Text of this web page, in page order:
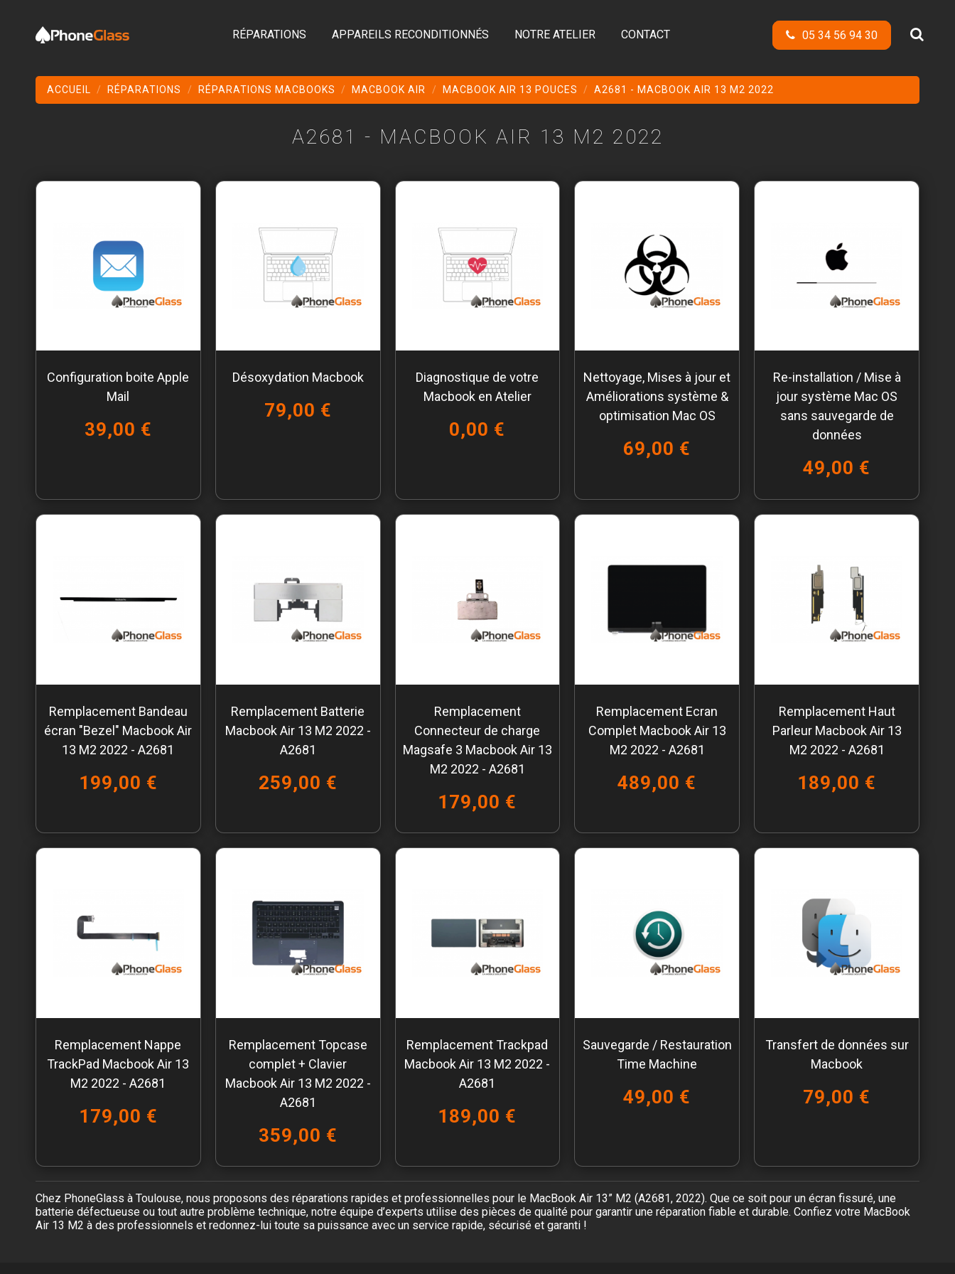
RÉPARATIONS APPAREILS RECONDITIONNÉS NOTRE ATELIER CONTACT 05 34 56 94 30
ACCUEIL RÉPARATIONS RÉPARATIONS MACBOOKS MACBOOK AIR MACBOOK AIR 13 POUCES A2681 - MACBOOK AIR 13 M2 2022
A2681 - MACBOOK AIR 13 M2 2022
Configuration boite Apple
Mail
39,00 €
Désoxydation Macbook
79,00 €
Diagnostique de votre
Macbook en Atelier
0,00 €
Nettoyage, Mises à jour et
Améliorations système &
optimisation Mac OS
69,00 €
Re-installation / Mise à
jour système Mac OS
sans sauvegarde de
données
49,00 €
Remplacement Bandeau
écran "Bezel" Macbook Air
13 M2 2022 - A2681
199,00 €
Remplacement Batterie
Macbook Air 13 M2 2022 -
A2681
259,00 €
Remplacement
Connecteur de charge
Magsafe 3 Macbook Air 13
M2 2022 - A2681
179,00 €
Remplacement Ecran
Complet Macbook Air 13
M2 2022 - A2681
489,00 €
Remplacement Haut
Parleur Macbook Air 13
M2 2022 - A2681
189,00 €
Remplacement Nappe
TrackPad Macbook Air 13
M2 2022 - A2681
179,00 €
Remplacement Topcase
complet + Clavier
Macbook Air 13 M2 2022 -
A2681
359,00 €
Remplacement Trackpad
Macbook Air 13 M2 2022 -
A2681
189,00 €
Sauvegarde / Restauration
Time Machine
49,00 €
Transfert de données sur
Macbook
79,00 €
Chez PhoneGlass à Toulouse, nous proposons des réparations rapides et professionnelles pour le MacBook Air 13” M2 (A2681, 2022). Que ce soit pour un écran fissuré, une
batterie défectueuse ou tout autre problème technique, notre équipe d’experts utilise des pièces de qualité pour garantir une réparation fiable et durable. Confiez votre MacBook
Air 13 M2 à des professionnels et redonnez-lui toute sa puissance avec un service rapide, sécurisé et garanti !